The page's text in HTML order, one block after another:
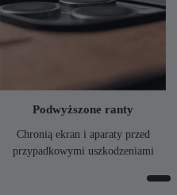
Podwyższone ranty
Chronią ekran i aparaty przed
przypadkowymi uszkodzeniami